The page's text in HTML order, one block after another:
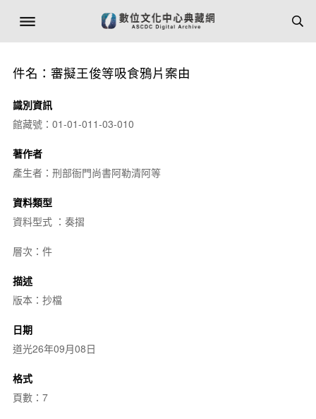
件名：審擬王俊等吸食鴉片案由
識別資訊
館藏號：01-01-011-03-010
著作者
產生者：刑部衙門尚書阿勒清阿等
資料類型
資料型式 ：奏摺
層次：件
描述
版本：抄檔
日期
道光26年09月08日
格式
頁數：7